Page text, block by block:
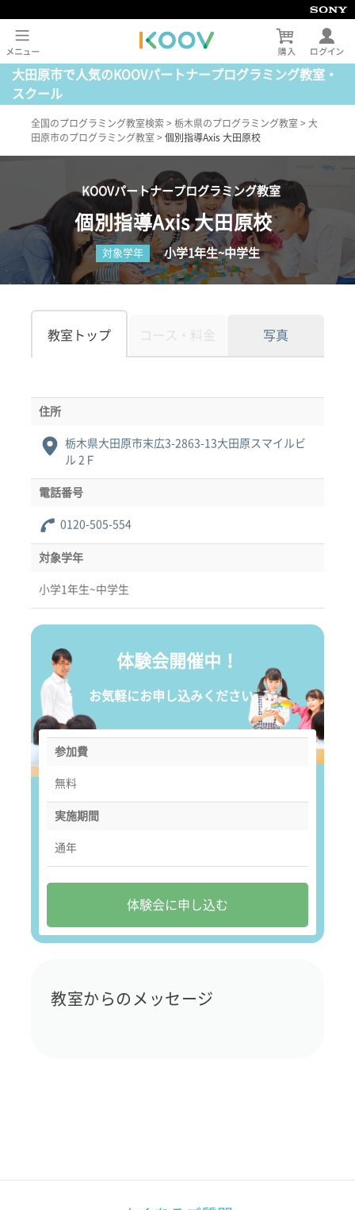
大田原市で人気のKOOVパートナープログラミング教室・
スクール
全国のプログラミング教室検索 > 栃木県のプログラミング教室 > 大
田原市のプログラミング教室 > 個別指導Axis 大田原校
KOOVパートナープログラミング教室
個別指導Axis 大田原校
対象学年 小学1年生~中学生
教室トップ コース・料金 写真
住所
栃木県大田原市末広3-2863-13大田原スマイルビ
ル 2Ｆ
電話番号
0120-505-554
対象学年
小学1年生~中学生
体験会開催中！
お気軽にお申し込みください。
参加費
無料
実施期間
通年
体験会に申し込む
教室からのメッセージ